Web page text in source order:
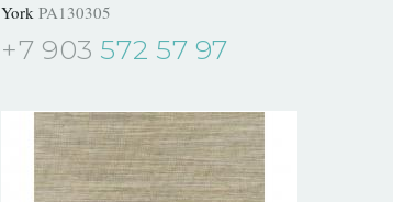
York PA130305
+7 903 572 57 97